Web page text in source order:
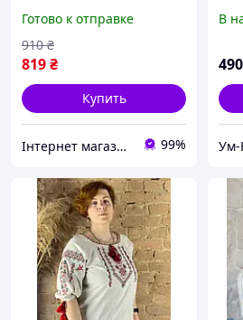
Готово к отправке
819₴
910 ₴
Купить
Інтернет магазин "Вишиванка.Nет" 99%
В
490